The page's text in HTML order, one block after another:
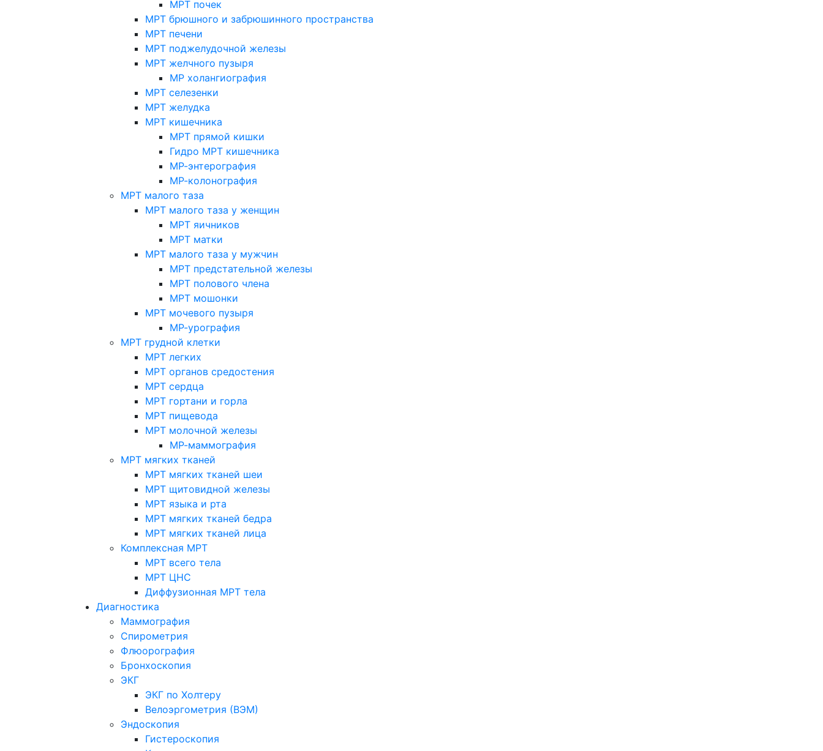
МРТ почек
МРТ брюшного и забрюшинного пространства
МРТ печени
МРТ поджелудочной железы
МРТ желчного пузыря
МР холангиография
МРТ селезенки
МРТ желудка
МРТ кишечника
МРТ прямой кишки
Гидро МРТ кишечника
МР-энтерография
МР-колонография
МРТ малого таза
МРТ малого таза у женщин
МРТ яичников
МРТ матки
МРТ малого таза у мужчин
МРТ предстательной железы
МРТ полового члена
МРТ мошонки
МРТ мочевого пузыря
МР-урография
МРТ грудной клетки
МРТ легких
МРТ органов средостения
МРТ сердца
МРТ гортани и горла
МРТ пищевода
МРТ молочной железы
МР-маммография
МРТ мягких тканей
МРТ мягких тканей шеи
МРТ щитовидной железы
МРТ языка и рта
МРТ мягких тканей бедра
МРТ мягких тканей лица
Комплексная МРТ
МРТ всего тела
МРТ ЦНС
Диффузионная МРТ тела
Диагностика
Маммография
Спирометрия
Флюорография
Бронхоскопия
ЭКГ
ЭКГ по Холтеру
Велоэргометрия (ВЭМ)
Эндоскопия
Гистероскопия